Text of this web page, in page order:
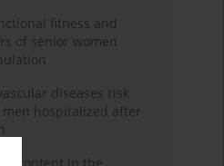
fitness and
of senior women
diseases risk
hospitalized after